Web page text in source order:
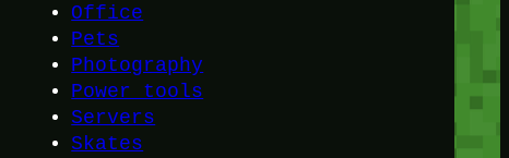
Office
Pets
Photography
Power tools
Servers
Skates